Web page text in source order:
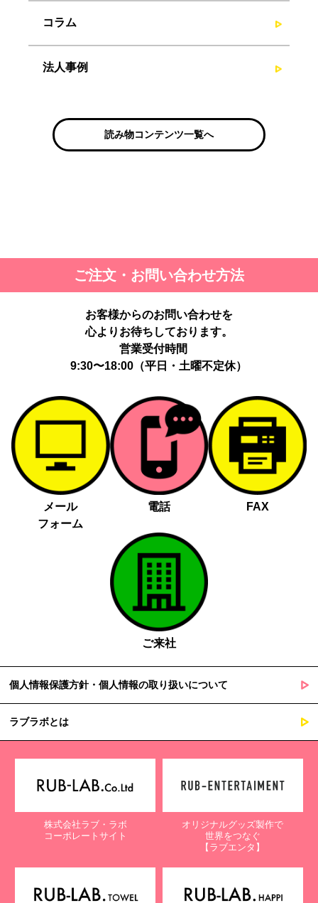
コラム
法人事例
読み物コンテンツ一覧へ
ご注文・お問い合わせ方法
お客様からのお問い合わせを
心よりお待ちしております。
営業受付時間
9:30〜18:00（平日・土曜不定休）
メール
フォーム
電話 FAX
ご来社
個人情報保護方針・個人情報の取り扱いについて
ラブラボとは
株式会社ラブ・ラボ
コーポレートサイト
オリジナルグッズ製作で
世界をつなぐ
【ラブエンタ】